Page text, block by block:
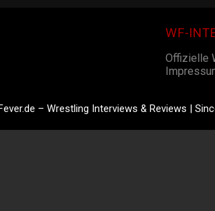
WF-
Offizielle
– Wrestling Interviews & Reviews |